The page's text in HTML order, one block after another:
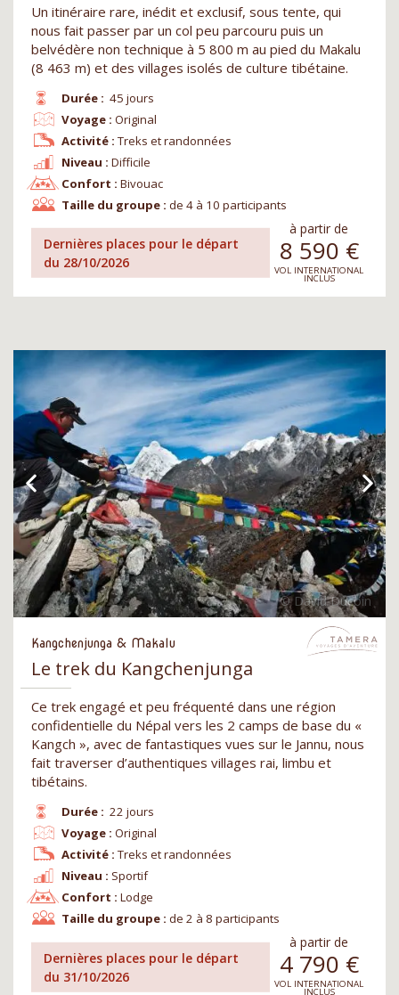
Un itinéraire rare, inédit et exclusif, sous tente, qui
nous fait passer par un col peu parcouru puis un
belvédère non technique à 5 800 m au pied du Makalu
(8 463 m) et des villages isolés de culture tibétaine.
Durée : 45 jours
Niveau : Difficile
Voyage : Original
Confort : Bivouac
Activité : Treks et randonnées
Taille du groupe : de 4 à 10 participants
Dernières places pour le départ
du 28/10/2026
à partir de
8 590 €
VOL INTERNATIONAL
INCLUS
Kangchenjunga & Makalu
Le trek du Kangchenjunga
Ce trek engagé et peu fréquenté dans une région
confidentielle du Népal vers les 2 camps de base du «
Kangch », avec de fantastiques vues sur le Jannu, nous
fait traverser d’authentiques villages rai, limbu et
tibétains.
Durée : 22 jours
Niveau : Sportif
Voyage : Original
Confort : Lodge
Activité : Treks et randonnées
Taille du groupe : de 2 à 8 participants
Dernières places pour le départ
du 31/10/2026
à partir de
4 790 €
VOL INTERNATIONAL
INCLUS